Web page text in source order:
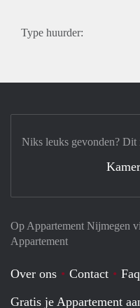
Type huurder:
Op Appartement Nijmegen
Appartement
Over ons Contact Faq
Gratis je Appartement
Niks leuks gevonden? Dit